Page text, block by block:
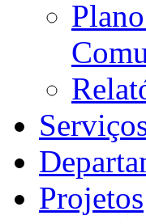
Projetos